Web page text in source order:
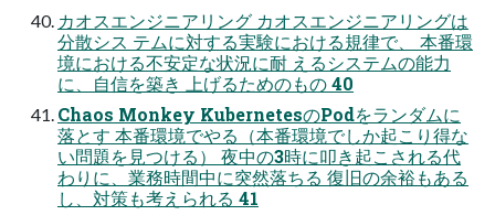
カオスエンジニアリング カオスエンジニアリングは
分散シス テムに対する実験における規律で、 本番環
境における不安定な状況に耐 えるシステムの能力
に、自信を築き 上げるためのもの 40
Chaos Monkey KubernetesのPodをランダムに
落とす 本番環境でやる（本番環境でしか起こり得な
い問題を見つける） 夜中の3時に叩き起こされる代
わりに、業務時間中に突然落ちる 復旧の余裕もある
し、対策も考えられる 41